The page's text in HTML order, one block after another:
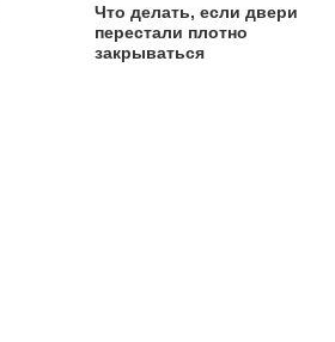
Что делать, если двери
перестали плотно
закрываться